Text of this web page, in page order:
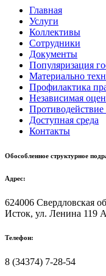
Главная
Услуги
Коллективы
Сотрудники
Документы
Популяризация
Материально
Профилактика
Независимая
Доступная среда
Контакты
Обособленное структурное
Адрес:
624006 Свердловская
Исток, ул. Ленина 119
Телефон:
8 (34374) 7-28-54